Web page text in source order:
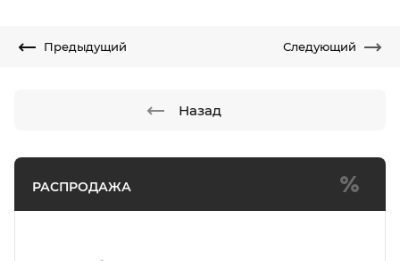
РАСПРОДАЖА
Предыдущий Следующий
Назад